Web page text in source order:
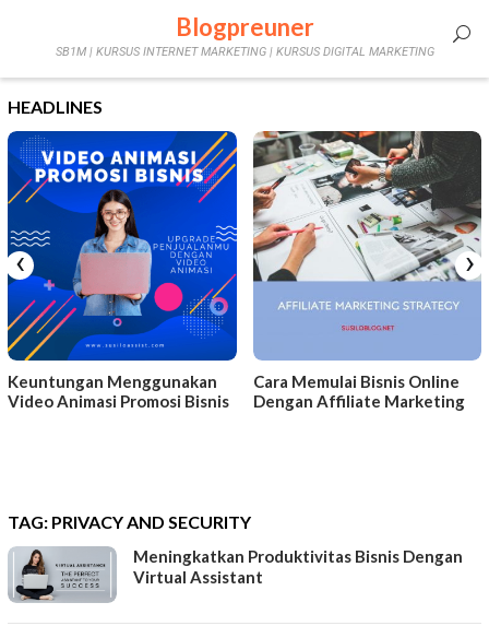
Menu
Blogpreuner
SB1M | KURSUS INTERNET MARKETING | KURSUS DIGITAL MARKETING
HEADLINES
Keuntungan Menggunakan
Video Animasi Promosi Bisnis
Cara Memulai Bisnis Online
Dengan Affiliate Marketing
‹ ›
TAG: PRIVACY AND SECURITY
Meningkatkan Produktivitas Bisnis Dengan
Virtual Assistant